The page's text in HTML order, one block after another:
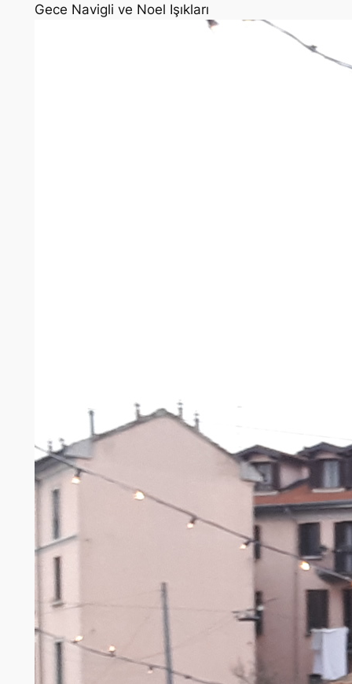
Gece Navigli ve Noel Işıkları